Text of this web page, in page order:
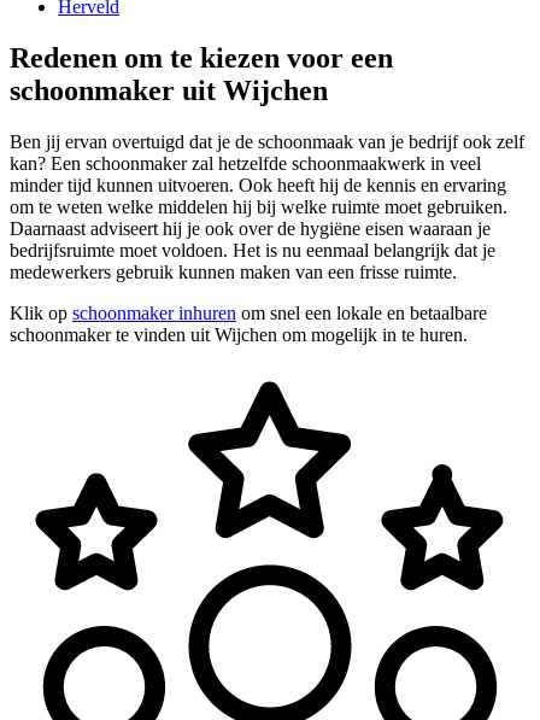
Herveld
Redenen om te kiezen voor een
schoonmaker uit Wijchen
Ben jij ervan overtuigd dat je de schoonmaak van je bedrijf ook zelf
kan? Een schoonmaker zal hetzelfde schoonmaakwerk in veel
minder tijd kunnen uitvoeren. Ook heeft hij de kennis en ervaring
om te weten welke middelen hij bij welke ruimte moet gebruiken.
Daarnaast adviseert hij je ook over de hygiëne eisen waaraan je
bedrijfsruimte moet voldoen. Het is nu eenmaal belangrijk dat je
medewerkers gebruik kunnen maken van een frisse ruimte.
Klik op schoonmaker inhuren om snel een lokale en betaalbare
schoonmaker te vinden uit Wijchen om mogelijk in te huren.